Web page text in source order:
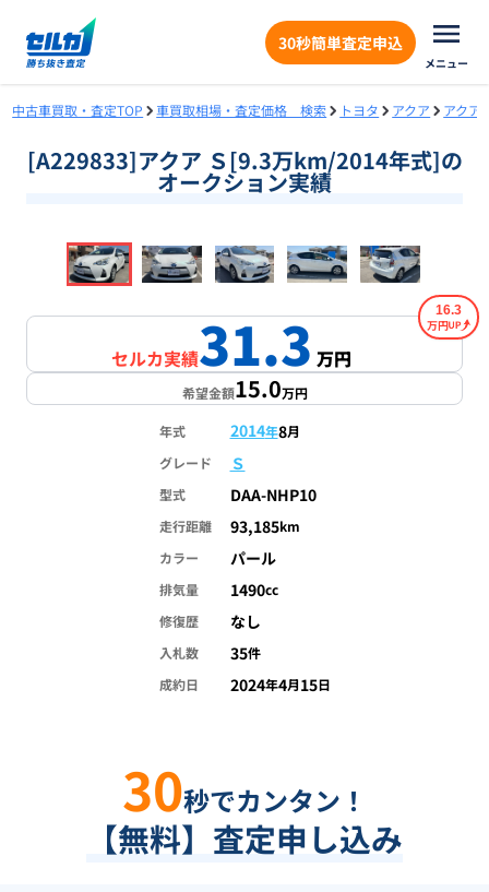
30秒簡単査定申込
メニュー
中古車買取・査定TOP 車買取相場・査定価格 検索 トヨタ アクア アクア
[A229833]アクア Ｓ[9.3万km/2014年式]の
オークション実績
1/18
セルカ実績31.3万円
16.3
万円
希望金額15.0万円
年式 2014年8月
グレード
Ｓ
型式 DAA-NHP10
走行距離 93,185km
カラー
パール
排気量 1490cc
修復歴
なし
入札数 35件
成約日
2024年4月15日
30秒でカンタン！
【無料】査定申し込み